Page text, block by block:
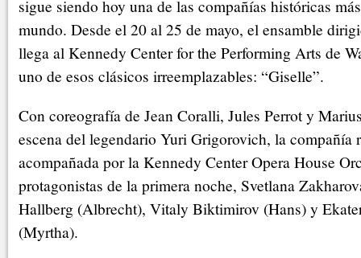
sigue siendo hoy una de las compañías históricas
mundo. Desde el 20 al 25 de mayo, el ensamble
llega al Kennedy Center for the Performing Arts de
uno de esos clásicos irreemplazables: “Giselle”.
Con coreografía de Jean Coralli, Jules Perrot y
escena del legendario Yuri Grigorovich, la compañía
acompañada por la Kennedy Center Opera House
protagonistas de la primera noche, Svetlana
Hallberg (Albrecht), Vitaly Biktimirov (Hans) y
(Myrtha).